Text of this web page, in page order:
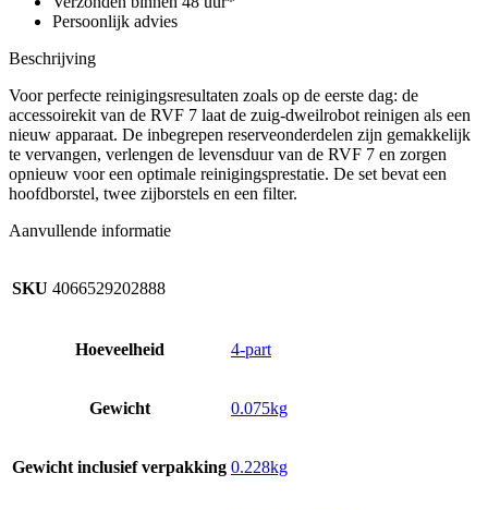
Persoonlijk advies
Beschrijving
Voor perfecte reinigingsresultaten zoals op de eerste dag: de
accessoirekit van de RVF 7 laat de zuig-dweilrobot reinigen als een
nieuw apparaat. De inbegrepen reserveonderdelen zijn gemakkelijk
te vervangen, verlengen de levensduur van de RVF 7 en zorgen
opnieuw voor een optimale reinigingsprestatie. De set bevat een
hoofdborstel, twee zijborstels en een filter.
Aanvullende informatie
SKU 4066529202888
Hoeveelheid 4-part
Gewicht 0.075kg
Gewicht inclusief verpakking 0.228kg